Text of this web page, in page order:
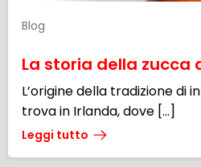
Blog
La storia della zucca
L’origine della tradizione di
trova in Irlanda, dove […]
Leggi tutto